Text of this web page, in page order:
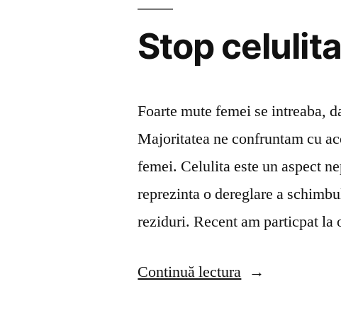
relaxare?
Stop celulita
Foarte mute femei se intreaba,
Majoritatea ne confruntam cu
femei. Celulita este un aspect
reprezinta o dereglare a
reziduri. Recent am particpat
Continuă lectura„Stop